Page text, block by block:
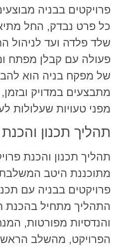
פרויקטים בבניה
כל פרט נבדק, החל
שלד פלדה ועד לניהול
פעולה עם קבלן מפתח
של מפקח בניה הוא
מתבצעים במדויק
מפני טעויות שעלולות
תהליך תכנון
תהליך תכנון והכנת
מתוכננת היטב המשלבת
פרויקטים בבניה עם
התהליך מתחיל בהכנת
והנדסיות מפורטות,
הפרויקט, מהשלב